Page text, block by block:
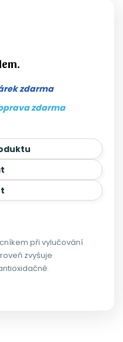
zdarma
zdarma
při vylučování
zvyšuje